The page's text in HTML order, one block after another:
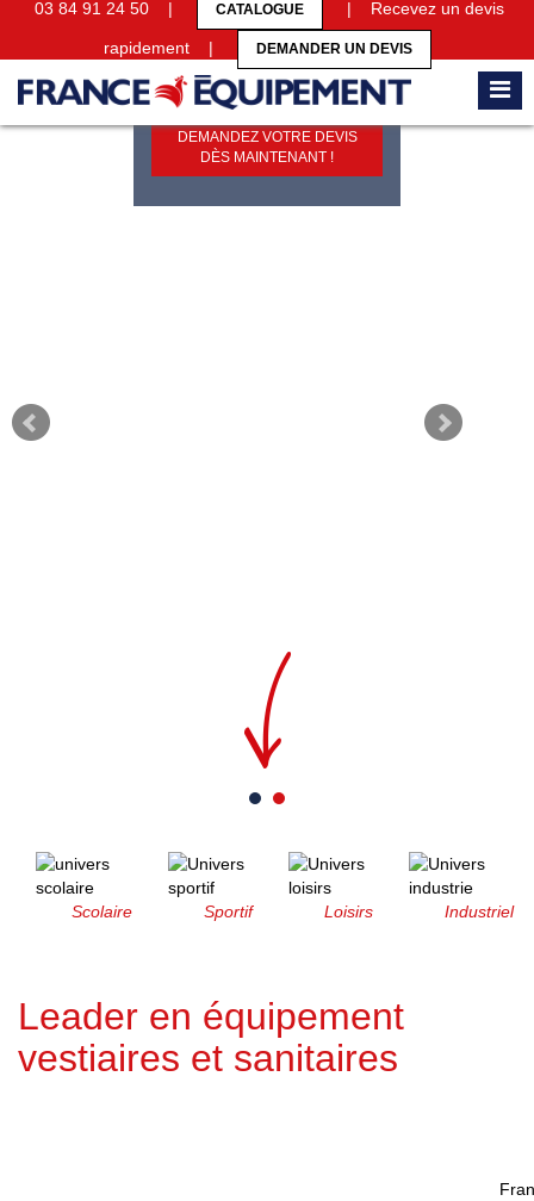
03 84 91 24 50 | CATALOGUE | Recevez un devis
rapidement | DEMANDER UN DEVIS
DEMANDEZ VOTRE DEVIS
DÈS MAINTENANT !
Scolaire Sportif Loisirs Industriel
Leader en équipement
vestiaires et sanitaires